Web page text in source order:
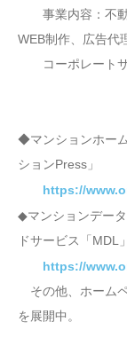
事業内容：不動
WEB制作、広告代
コーポレートサ
◆マンションホー
ションPress」
https://
◆マンションデー
ドサービス「MDL」
https://
その他、ホーム
を展開中。